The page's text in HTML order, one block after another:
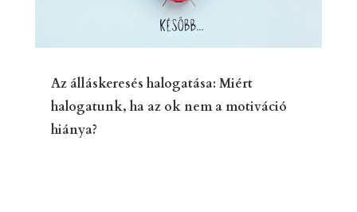
Az álláskeresés halogatása: Miért
halogatunk, ha az ok nem a motiváció
hiánya?